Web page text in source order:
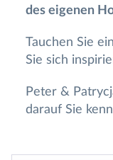
des eigenen
Tauchen Sie
Sie sich
Peter &
darauf Sie